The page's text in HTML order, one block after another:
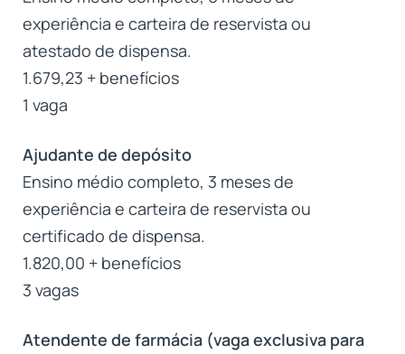
experiência e carteira de reservista ou
atestado de dispensa.
1.679,23 + benefícios
1 vaga
Ajudante de depósito
Ensino médio completo, 3 meses de
experiência e carteira de reservista ou
certificado de dispensa.
1.820,00 + benefícios
3 vagas
Atendente de farmácia (vaga exclusiva para